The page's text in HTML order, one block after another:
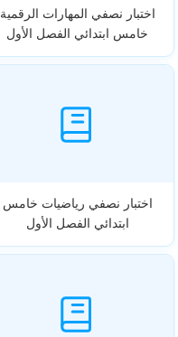
اختبار نصفي المهارات الرقمية
خامس ابتدائي الفصل الأول
اختبار نصفي رياضيات خامس
ابتدائي الفصل الأول